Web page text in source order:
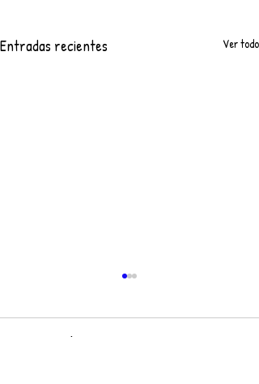
Entradas recientes Ver todo
Comentarios